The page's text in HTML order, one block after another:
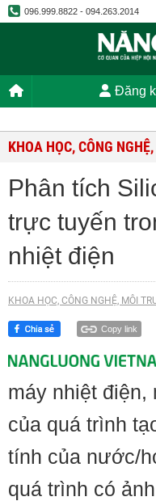
096.999.8822 - 094.263.2014
Đăng
KHOA HỌC, CÔNG
Phân tích
trực tuyến
nhiệt điện
KHOA HỌC, CÔNG NGHỆ, MÔI
Copy link
máy nhiệt
của quá trình
tính của nước/
quá trình có